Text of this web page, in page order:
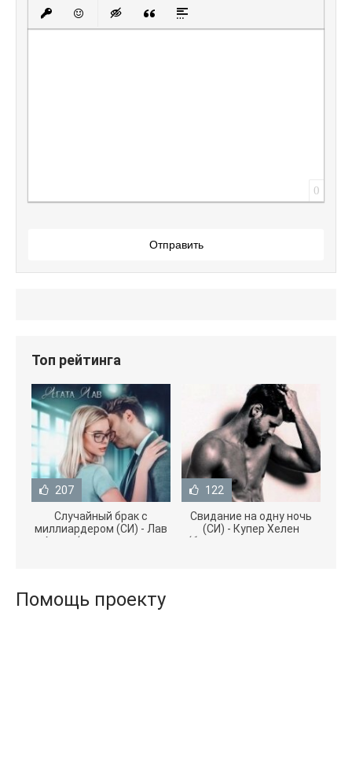
Вставить защищенную ссылку
Вставить смайлик
Вставка скрытого текста
Вставка цитаты
Вставка спойлера
0
Отправить
Топ рейтинга
207
Случайный брак с
миллиардером (СИ) - Лав
Агата (полная версия
122
Свидание на одну ночь
(СИ) - Купер Хелен
(бесплатные серии книг
Помощь проекту